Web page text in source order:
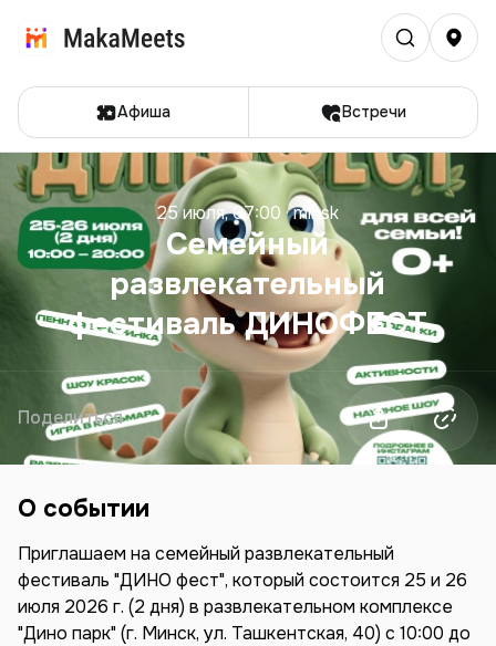
Афиша Встречи
25 июля, 07:00 ·minsk
Семейный
развлекательный
фестиваль ДИНОФЕСТ
Поделиться
О событии
Приглашаем на семейный развлекательный
фестиваль "ДИНО фест", который состоится 25 и 26
июля 2026 г. (2 дня) в развлекательном комплексе
"Дино парк" (г. Минск, ул. Ташкентская, 40) с 10:00 до